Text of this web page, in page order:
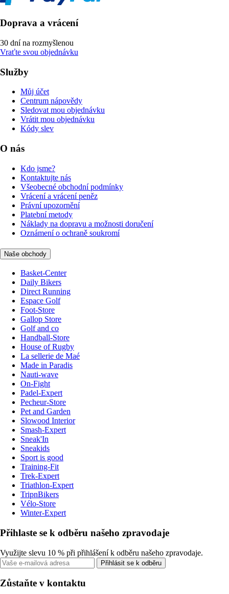
Doprava a vrácení
30 dní na rozmyšlenou
Vraťte svou objednávku
Služby
Můj účet
Centrum nápovědy
Sledovat mou objednávku
Vrátit mou objednávku
Kódy slev
O nás
Kdo jsme?
Kontaktujte nás
Všeobecné obchodní podmínky
Vrácení a vrácení peněz
Právní upozornění
Platební metody
Náklady na dopravu a možnosti doručení
Oznámení o ochraně soukromí
Naše obchody
Basket-Center
Daily Bikers
Direct Running
Espace Golf
Foot-Store
Gallop Store
Golf and co
Handball-Store
House of Rugby
La sellerie de Maé
Made in Paradis
Nauti-wave
On-Fight
Padel-Expert
Pecheur-Store
Pet and Garden
Slowood Interior
Smash-Expert
Sneak'In
Sneakids
Sport is good
Training-Fit
Trek-Expert
Triathlon-Expert
TripnBikers
Vélo-Store
Winter-Expert
Přihlaste se k odběru našeho zpravodaje
Využijte slevu 10 % při přihlášení k odběru našeho zpravodaje.
Přihlásit se k odběru
Zůstaňte v kontaktu